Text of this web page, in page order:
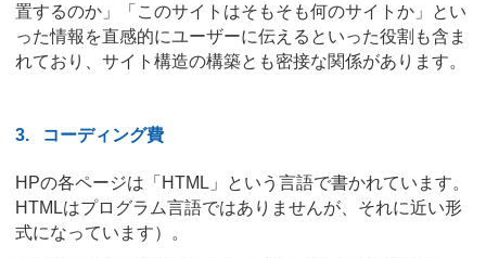
置するのか」「このサイトはそもそも何のサイトか」とい
った情報を直感的にユーザーに伝えるといった役割も含ま
れており、サイト構造の構築とも密接な関係があります。
3. コーディング費
HPの各ページは「HTML」という言語で書かれています。
HTMLはプログラム言語ではありませんが、それに近い形
式になっています）。